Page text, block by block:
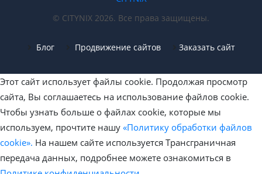
© CITYNIX 2026. Все права защищены.
Блог Продвижение сайтов Заказать сайт
Этот сайт использует файлы cookie. Продолжая просмотр
сайта, Вы соглашаетесь на использование файлов cookie.
Чтобы узнать больше о файлах cookie, которые мы
используем, прочтите нашу «Политику обработки файлов
cookie». На нашем сайте используется Трансграничная
передача данных, подробнее можете ознакомиться в